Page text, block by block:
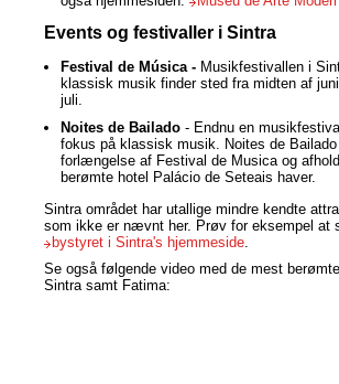
Events og festivaller i Sintra
Festival de Música - Musikfestivallen i
klassisk musik finder sted fra midten af
juli.
Noites de Bailado- Endnu en
fokus på klassisk musik. Noites de
forlængelse af Festival de Musica og
berømte hotel Palácio de Seteais haver.
Sintra området har utallige mindre kendte
som ikke er nævnt her. Prøv for eksempel at
bystyret i Sintra's hjemmeside
Se også følgende video med de mest
Sintra samt Fatima: